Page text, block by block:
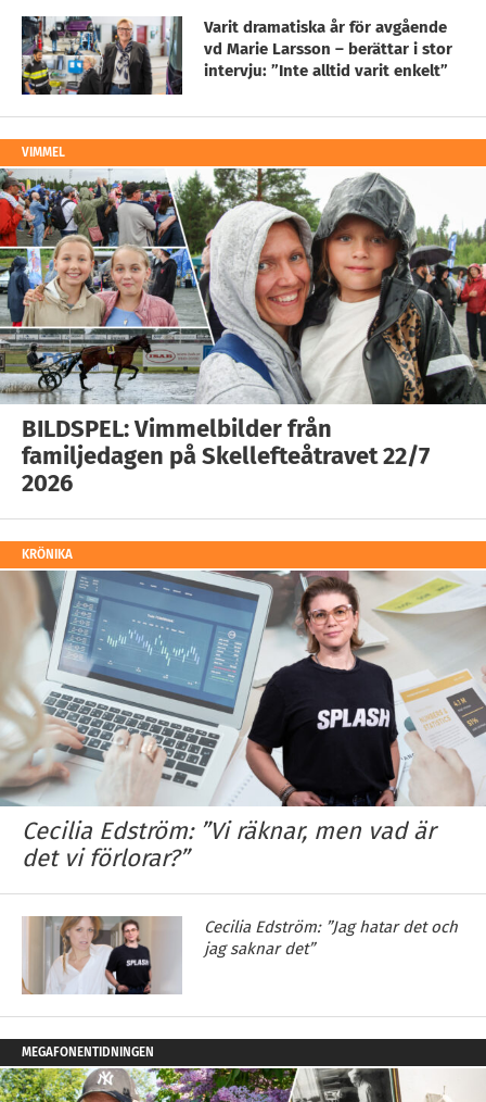
Varit dramatiska år för avgående
vd Marie Larsson – berättar i stor
intervju: ”Inte alltid varit enkelt”
VIMMEL
BILDSPEL: Vimmelbilder från
familjedagen på Skellefteåtravet 22/7
2026
KRÖNIKA
Cecilia Edström: ”Vi räknar, men vad är
det vi förlorar?”
Cecilia Edström: ”Jag hatar det och
jag saknar det”
MEGAFONENTIDNINGEN